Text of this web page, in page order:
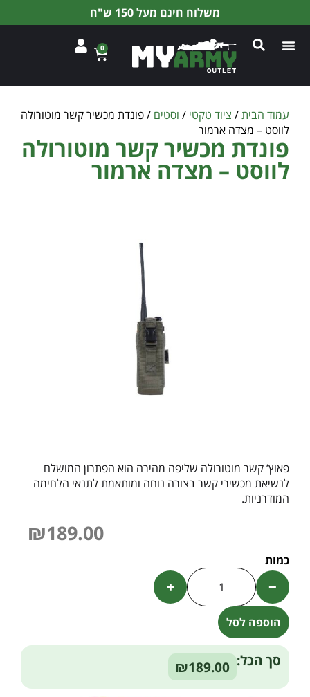
משלוח חינם מעל 150 ש"ח
0
עמוד הבית/ ציוד טקטי / וסטים / פונדת מכשיר קשר מוטורולה
לווסט – מצדה ארמור
פונדת מכשיר קשר מוטורולה
לווסט – מצדה ארמור
פאוץ’ קשר מוטורולה שליפה מהירה הוא הפתרון המושלם
לנשיאת מכשירי קשר בצורה נוחה ומותאמת לתנאי הלחימה
המודרניות.
₪189.00
−
+
הוספה לסל
Alternative:
סך הכל: ₪189.00